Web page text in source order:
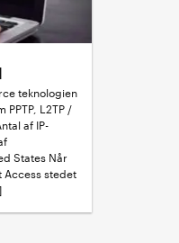
teknologien
PPTP, L2TP /
af IP-
States Når
Access stedet